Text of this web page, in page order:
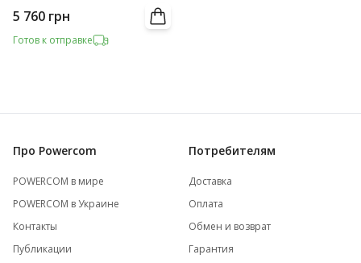
5 760 грн
Готов к отправке
Про Powercom
POWERCOM в мире
POWERCOM в Украине
Контакты
Публикации
Потребителям
Доставка
Оплата
Обмен и возврат
Гарантия